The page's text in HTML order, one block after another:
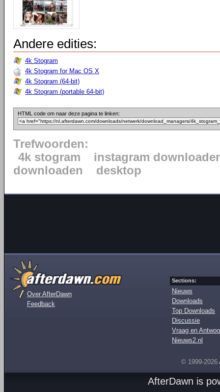
Andere edities:
4k Stogram
4k Stogram for Mac OS X
4k Stogram (64-bit)
4k Stogram (portable 64-bit)
HTML code om naar deze pagina te linken:
Trefwoorden:
4k stogram
instagram
downloaden
desktop
Over AfterDawn
Feedback
Sections:
Nieuws
Downloads
Top Downloads
Discussie
Vraag en
Nieuws2.nl
© 1999-2026
AfterDawn is